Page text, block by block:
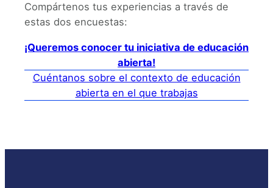
Compártenos tus experiencias a través de
estas dos encuestas:
¡Queremos conocer tu iniciativa de educación
abierta!
Cuéntanos sobre el contexto de educación
abierta en el que trabajas